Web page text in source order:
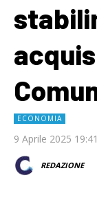
ECONOMIA
9 Aprile 2025 19:41
REDAZIONE